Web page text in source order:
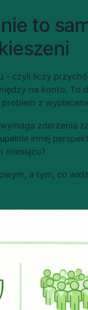
to
- czyli liczy
na konto. To
z
zderzenia
innej
miesiącu?
a tym, co